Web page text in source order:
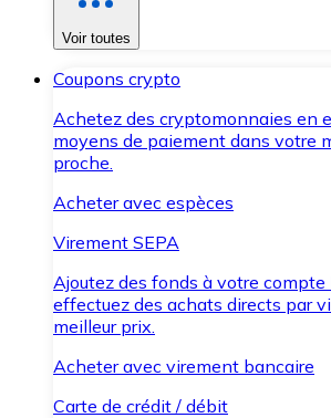
Voir toutes
Coupons crypto
Achetez des cryptomonnaies en
moyens de paiement dans votre
proche.
Acheter avec espèces
Virement SEPA
Ajoutez des fonds à votre compte
effectuez des achats directs par
meilleur prix.
Acheter avec virement bancaire
Carte de crédit / débit